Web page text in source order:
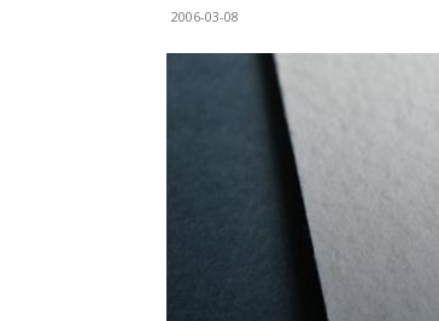
2006-03-08